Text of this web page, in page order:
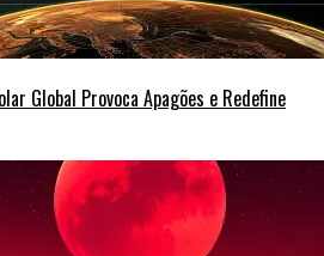
Global Provoca Apagões e Redefine